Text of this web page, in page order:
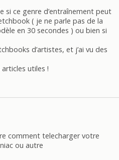
si ce genre d’entraînement peut
( je ne parle pas de la
en 30 secondes ) ou bien si
d’artistes, et j’ai vu des
utiles !
comment telecharger votre
ou autre